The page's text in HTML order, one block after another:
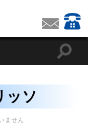
ッソ
ません